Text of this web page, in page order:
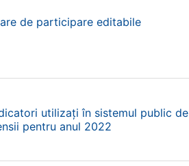
de participare editabile
utilizați în sistemul public de
pentru anul 2022